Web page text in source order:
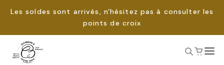
Les soldes sont arrivés, n'hésitez pas à consulter les
points de croix
Passer